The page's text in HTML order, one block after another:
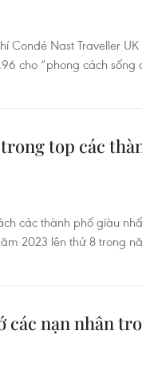
Condé Nast Traveller
cho “phong cách
top các
các thành phố giàu
2023 lên thứ 8 trong
nạn nhân